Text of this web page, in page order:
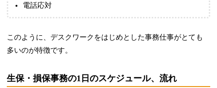
電話応対
このように、デスクワークをはじめとした事務仕事がとても
多いのが特徴です。
生保・損保事務の1日のスケジュール、流れ